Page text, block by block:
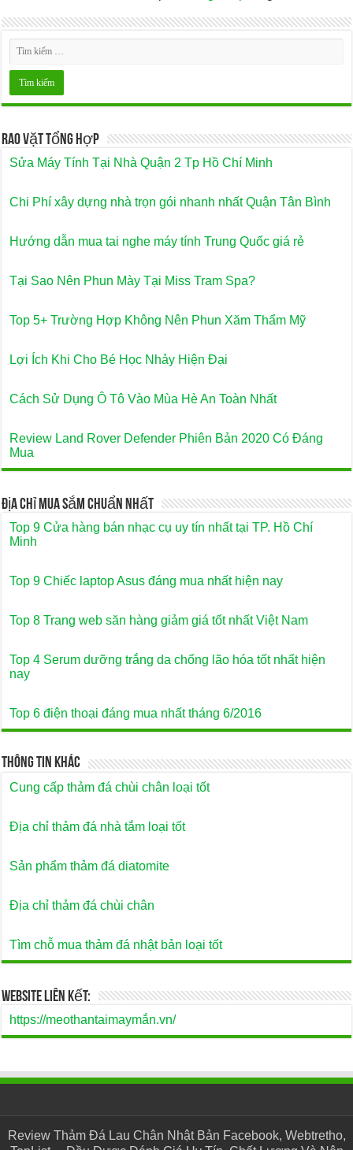
Rao Vặt Tổng Hợp
Sửa Máy Tính Tại Nhà Quận 2 Tp Hồ Chí Minh
Chi Phí xây dựng nhà trọn gói nhanh nhất Quận Tân Bình
Hướng dẫn mua tai nghe máy tính Trung Quốc giá rẻ
Tại Sao Nên Phun Mày Tại Miss Tram Spa?
Top 5+ Trường Hợp Không Nên Phun Xăm Thẩm Mỹ
Lợi Ích Khi Cho Bé Học Nhảy Hiện Đại
Cách Sử Dụng Ô Tô Vào Mùa Hè An Toàn Nhất
Review Land Rover Defender Phiên Bản 2020 Có Đáng
Mua
Địa Chỉ Mua Sắm Chuẩn Nhất
Top 9 Cửa hàng bán nhạc cụ uy tín nhất tại TP. Hồ Chí
Minh
Top 9 Chiếc laptop Asus đáng mua nhất hiện nay
Top 8 Trang web săn hàng giảm giá tốt nhất Việt Nam
Top 4 Serum dưỡng trắng da chống lão hóa tốt nhất hiện
nay
Top 6 điện thoại đáng mua nhất tháng 6/2016
Thông Tin Khác
Cung cấp thảm đá chùi chân loại tốt
Địa chỉ thảm đá nhà tắm loại tốt
Sản phẩm thảm đá diatomite
Địa chỉ thảm đá chùi chân
Tìm chỗ mua thảm đá nhật bản loại tốt
Website Liên Kết:
https://meothantaimaymắn.vn/
Review Thảm Đá Lau Chân Nhật Bản Facebook, Webtretho,